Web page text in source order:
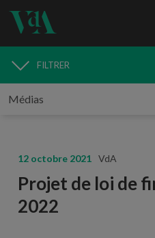
MÉDIAS
FILTRER
12 octobre 2021 VdA
Projet de loi de
2022